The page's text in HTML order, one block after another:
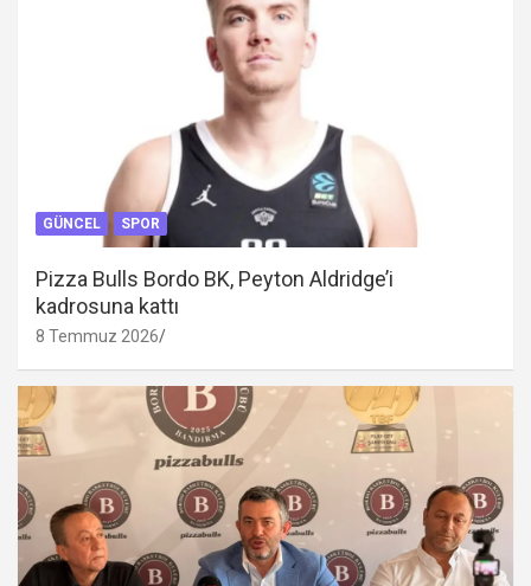
GÜNCEL SPOR
Pizza Bulls Bordo BK, Peyton Aldridge’i
kadrosuna kattı
8 Temmuz 2026